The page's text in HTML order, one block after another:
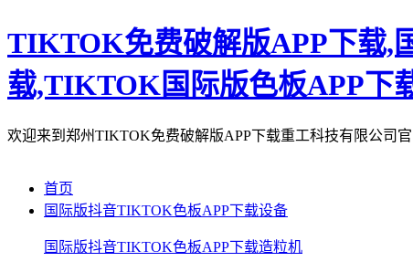
TIKTOK免费破解版APP下载,
载,TIKTOK国际版色板APP下
欢迎来到郑州TIKTOK免费破解版APP下载重工科技有限公司
首页
国际版抖音TIKTOK色板APP下载设备
国际版抖音TIKTOK色板APP下载造粒机